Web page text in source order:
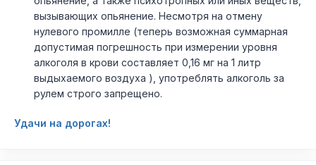
вызывающих опьянение. Несмотря на отмену
нулевого промилле (теперь возможная суммарная
допустимая погрешность при измерении уровня
алкоголя в крови составляет 0,16 мг на 1 литр
выдыхаемого воздуха ), употреблять алкоголь за
рулем строго запрещено.
Удачи на дорогах!